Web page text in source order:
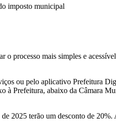
imposto municipal
processo mais simples e
ou pelo aplicativo Prefeitura
à Prefeitura, abaixo da Câmara
2025 terão um desconto de